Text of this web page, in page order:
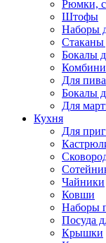
Рюмки,
Штофы
Наборы
Стаканы
Бокалы
Для пива
Бокалы
Для
Кухня
Для
Чайники
Ковши
Наборы
Посуда
Крышки